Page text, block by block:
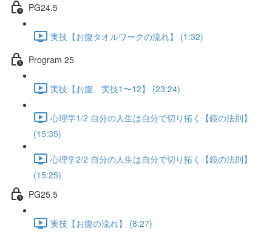
PG24.5
実技【お腹タオルワークの流れ】 (1:32)
Program 25
実技【お腹 実技1〜12】 (23:24)
心理学1/2 自分の人生は自分で切り拓く【鏡の法則】
(15:35)
心理学2/2 自分の人生は自分で切り拓く【鏡の法則】
(15:25)
PG25.5
実技【お腹の流れ】 (8:27)